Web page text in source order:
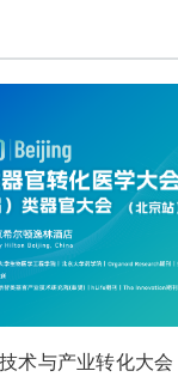
术与产业转化大会